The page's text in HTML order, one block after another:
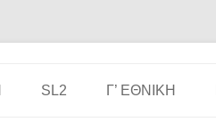
SL2 Γ’ ΕΘΝΙΚΉ